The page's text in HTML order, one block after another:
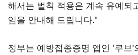
해서는 벌칙 적용은 계속 유예되
임을 안내해 드립니다."
정부는 예방접종증명 앱인 '쿠브'